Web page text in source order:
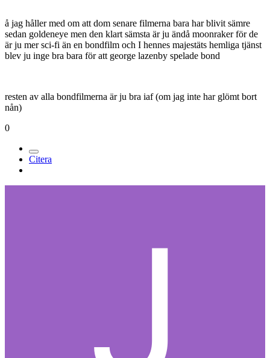
å jag håller med om att dom senare filmerna bara har blivit sämre
sedan goldeneye men den klart sämsta är ju ändå moonraker för de
är ju mer sci-fi än en bondfilm och I hennes majestäts hemliga tjänst
blev ju inge bra bara för att george lazenby spelade bond
resten av alla bondfilmerna är ju bra iaf (om jag inte har glömt bort
nån)
0
Citera